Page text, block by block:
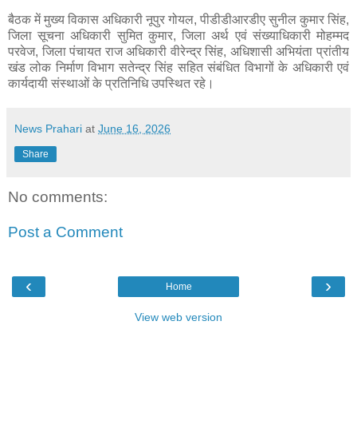
बैठक में मुख्य विकास अधिकारी नूपुर गोयल, पीडीडीआरडीए सुनील कुमार सिंह,
जिला सूचना अधिकारी सुमित कुमार, जिला अर्थ एवं संख्याधिकारी मोहम्मद
परवेज, जिला पंचायत राज अधिकारी वीरेन्द्र सिंह, अधिशासी अभियंता प्रांतीय
खंड लोक निर्माण विभाग सतेन्द्र सिंह सहित संबंधित विभागों के अधिकारी एवं
कार्यदायी संस्थाओं के प्रतिनिधि उपस्थित रहे।
News Prahari at June 16, 2026
Share
No comments:
Post a Comment
‹ ›
Home
View web version